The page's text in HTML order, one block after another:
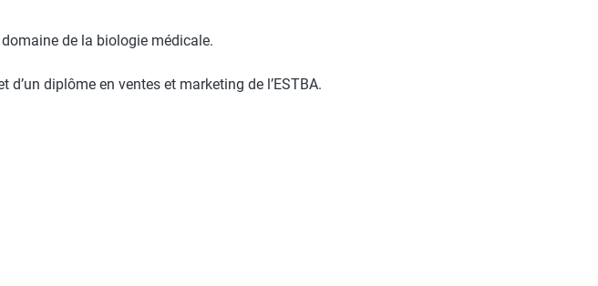
domaine de la biologie médicale.
diplôme en ventes et marketing de l’ESTBA.